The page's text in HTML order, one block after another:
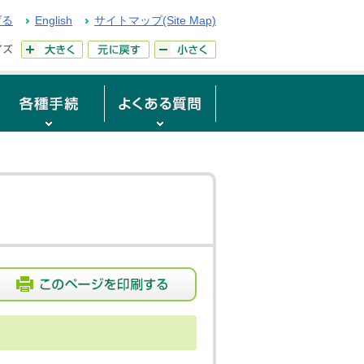
English サイトマップ(Site Map)